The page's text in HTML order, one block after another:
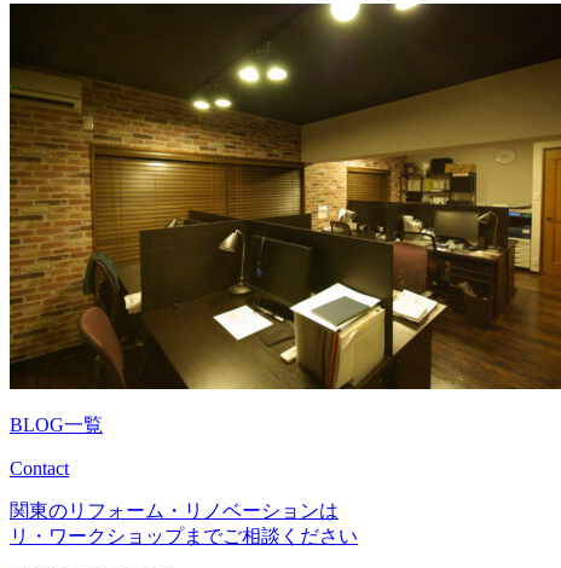
BLOG一覧
Contact
関東のリフォーム・リノベーションは
リ・ワークショップまでご相談ください